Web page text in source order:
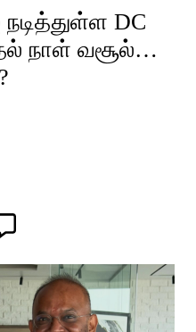
DC
நாள் வசூல்…